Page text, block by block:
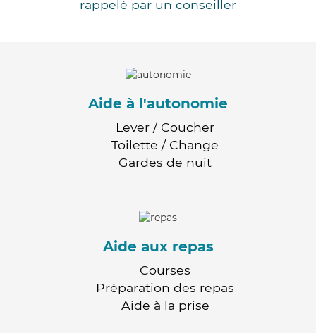
rappelé par un conseiller
Aide à l'autonomie
Lever / Coucher
Toilette / Change
Gardes de nuit
Aide aux repas
Courses
Préparation des repas
Aide à la prise